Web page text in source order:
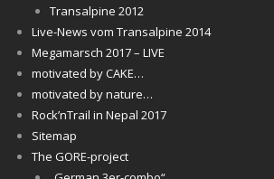
Transalpine 2012
Live-News vom Transalpine 2014
Megamarsch 2017 – LIVE
motivated by CAKE…
motivated by nature…
Rock’nTrail in Nepal 2017
Sitemap
The GORE-project